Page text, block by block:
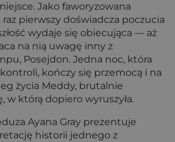
Jako faworyzowana
pierwszy doświadcza poczucia
wydaje się obiecująca — aż
na nią uwagę inny z
Posejdon. Jedna noc, która
kończy się przemocą i na
życia Meddy, brutalnie
w którą dopiero wyruszyła.
Ayana Gray prezentuje
historii jednego z